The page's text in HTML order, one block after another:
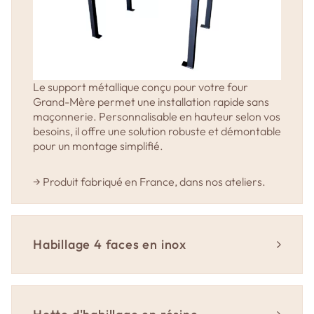
Le support métallique conçu pour votre four
Grand-Mère permet une installation rapide sans
maçonnerie. Personnalisable en hauteur selon vos
besoins, il offre une solution robuste et démontable
pour un montage simplifié.
→ Produit fabriqué en France, dans nos ateliers.